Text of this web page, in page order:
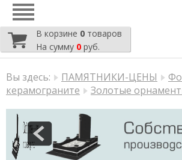
В корзине 0 товаров
На сумму 0 руб.
Вы здесь: ПАМЯТНИКИ-ЦЕНЫ
керамограните
Золотые